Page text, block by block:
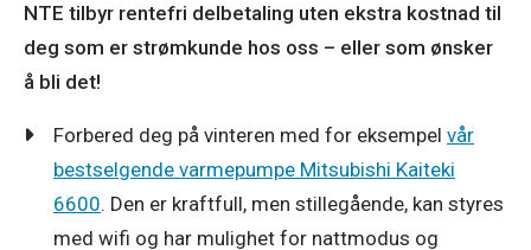
NTE tilbyr rentefri delbetaling uten ekstra kostnad til
deg som er strømkunde hos oss – eller som ønsker
å bli det!
Forbered deg på vinteren med for eksempel vår
bestselgende varmepumpe Mitsubishi Kaiteki
6600. Den er kraftfull, men stillegående, kan styres
med wifi og har mulighet for nattmodus og